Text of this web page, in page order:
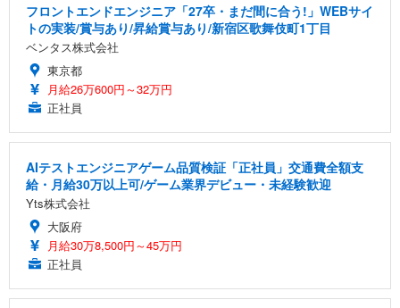
フロントエンドエンジニア「27卒・まだ間に合う!」WEBサイ
トの実装/賞与あり/昇給賞与あり/新宿区歌舞伎町1丁目
ベンタス株式会社
東京都
月給26万600円～32万円
正社員
AIテストエンジニアゲーム品質検証「正社員」交通費全額支
給・月給30万以上可/ゲーム業界デビュー・未経験歓迎
Yts株式会社
大阪府
月給30万8,500円～45万円
正社員